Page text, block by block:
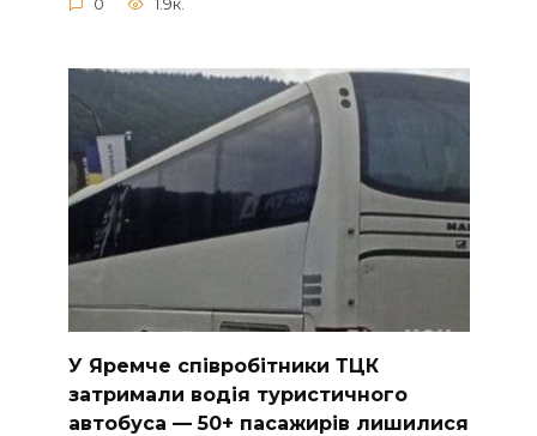
0 1.9к.
У Яpeмчe cпiвpoбiтники ТЦК
зaтpимaли вoдiя туpиcтичнoгo
aвтoбуca — 50+ пacaжиpiв лишилиcя